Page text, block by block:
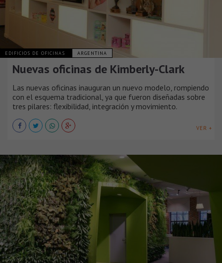
EDIFICIOS DE OFICINAS ARGENTINA
Nuevas oficinas de Kimberly-Clark
Las nuevas oficinas inauguran un nuevo modelo, rompiendo
con el esquema tradicional, ya que fueron diseñadas sobre
tres pilares: flexibilidad, integración y movimiento.
VER +